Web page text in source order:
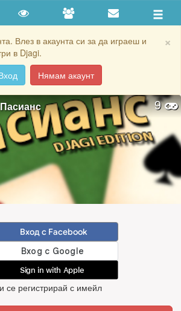
×
Влез в акаунта си за да играеш и
в Djagi.
Нямам акаунт
Пасианс 9
Вход с Facebook
Sign in with Apple
се регистрирай с имейл